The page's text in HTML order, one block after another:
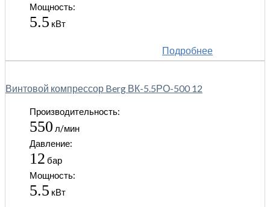
Мощность:
5.5 кВт
Подробнее
Винтовой компрессор Berg ВК-5.5РО-500 12
Производительность:
550 л/мин
Давление:
12 бар
Мощность:
5.5 кВт